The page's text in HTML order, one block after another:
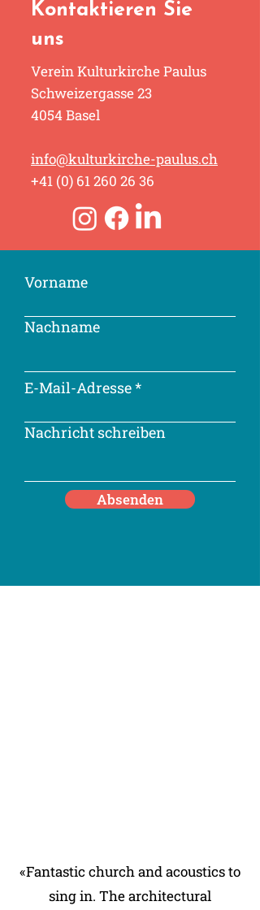
Kontaktieren Sie
uns
Verein Kulturkirche Paulus
Schweizergasse 23
4054 Basel
info@kulturkirche-paulus.ch
+41 (0) 61 260 26 36
Vorname
Nachname
E-Mail-Adresse
Nachricht schreiben
Absenden
«Fantastic church and acoustics to
sing in. The architectural